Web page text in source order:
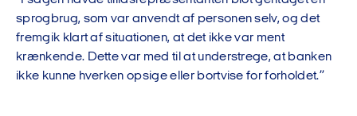
sprogbrug, som var anvendt af personen selv, og det
fremgik klart af situationen, at det ikke var ment
krænkende. Dette var med til at understrege, at banken
ikke kunne hverken opsige eller bortvise for forholdet.”